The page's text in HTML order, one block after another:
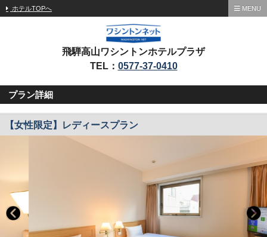
ホテルTOPへ MENU
飛騨高山ワシントンホテルプラザ
TEL： 0577-37-0410
プラン詳細
【女性限定】レディースプラン